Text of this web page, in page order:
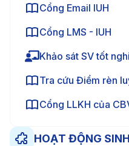
Cổng Email IUH
Cổng LMS - IUH
Khảo sát SV tốt
Tra cứu Điểm rèn
Cổng LLKH của
HOẠT ĐỘNG